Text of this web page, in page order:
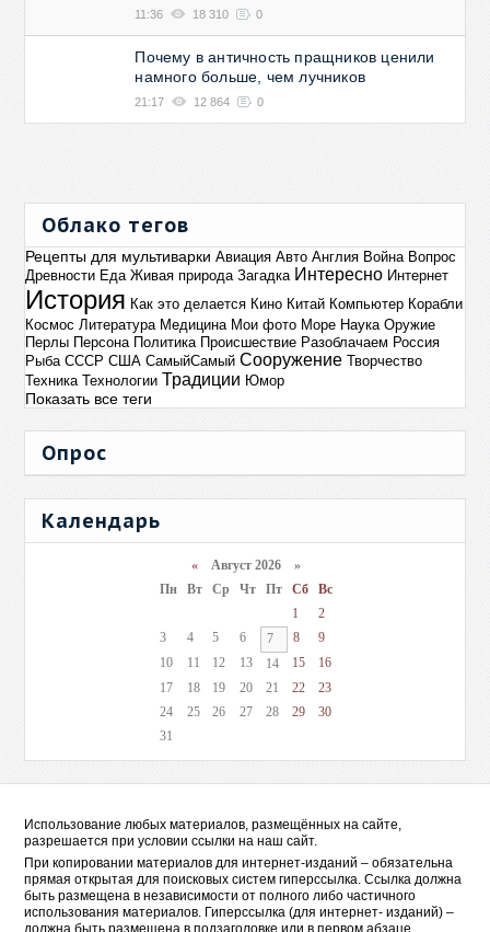
11:36 18 310 0
Почему в античность пращников ценили
намного больше, чем лучников
21:17 12 864 0
Облако тегов
Рецепты для мультиварки Авиация Авто Англия Война Вопрос
Древности Еда Живая природа Загадка Интересно Интернет
История Как это делается Кино Китай Компьютер Корабли
Космос Литература Медицина Мои фото Море Наука Оружие
Перлы Персона Политика Происшествие Разоблачаем Россия
Рыба СССР США СамыйСамый Сооружение Творчество
Техника Технологии Традиции Юмор
Показать все теги
Опрос
Календарь
«Август 2026 »
Пн
Вт Ср Чт Пт Сб
Вс
1
2
3
4 5 6 7 8
9
10
11 12 13 14 15
16
17
18 19 20 21 22
23
24
25 26 27 28 29
30
31
Использование любых материалов, размещённых на сайте,
разрешается при условии ссылки на наш сайт.
При копировании материалов для интернет-изданий – обязательна
прямая открытая для поисковых систем гиперссылка. Ссылка должна
быть размещена в независимости от полного либо частичного
использования материалов. Гиперссылка (для интернет- изданий) –